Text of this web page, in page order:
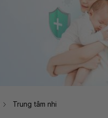
Trung tâm nhi